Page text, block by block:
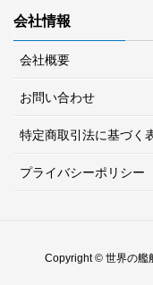
会社情報
会社概要
お問い合わせ
特定商取引法に基づく
プライバシーポリシー
Copyright © 世界の艦